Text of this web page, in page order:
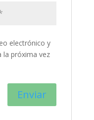
electrónico y
la próxima vez